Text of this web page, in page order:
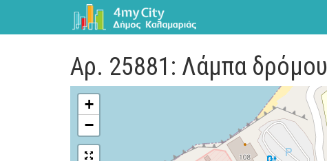
Αρ. 25881: Λάμπα δρόμου
+
−